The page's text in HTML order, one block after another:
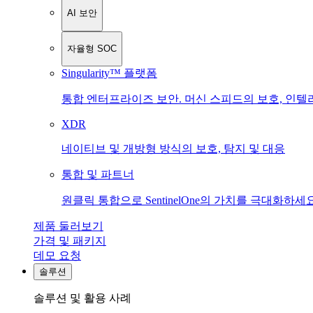
AI 보안
자율형 SOC
Singularity™ 플랫폼
통합 엔터프라이즈 보안. 머신 스피드의 보호, 인텔
XDR
네이티브 및 개방형 방식의 보호, 탐지 및 대응
통합 및 파트너
원클릭 통합으로 SentinelOne의 가치를 극대화하세
제품 둘러보기
가격 및 패키지
데모 요청
솔루션
솔루션 및 활용 사례